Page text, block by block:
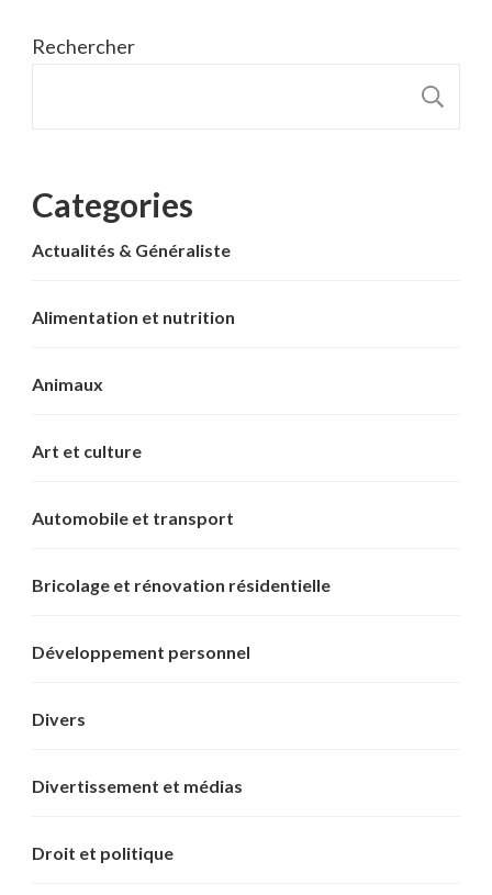
Rechercher
Categories
Actualités & Généraliste
Alimentation et nutrition
Animaux
Art et culture
Automobile et transport
Bricolage et rénovation résidentielle
Développement personnel
Divers
Divertissement et médias
Droit et politique